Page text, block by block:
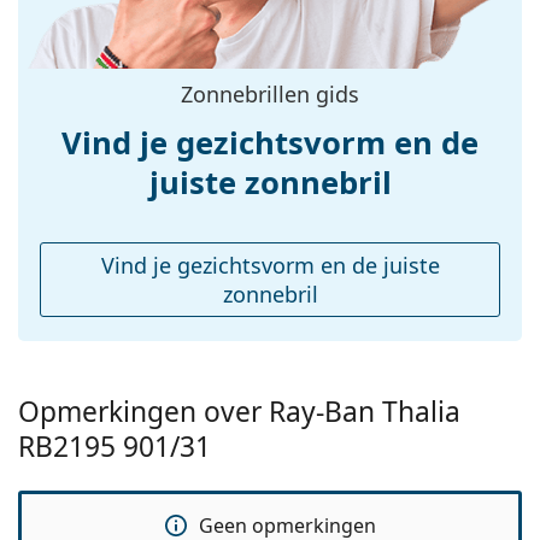
beschikbaar:
No
Zonnebrillen gids
Vind je gezichtsvorm en de
juiste zonnebril
Vind je gezichtsvorm en de juiste
zonnebril
Opmerkingen over Ray-Ban Thalia
RB2195 901/31
Geen opmerkingen